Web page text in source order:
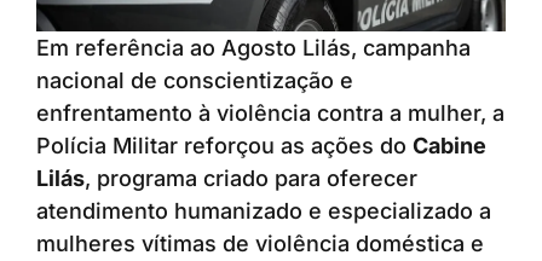
Em referência ao Agosto Lilás, campanha
nacional de conscientização e
enfrentamento à violência contra a mulher, a
Polícia Militar reforçou as ações do Cabine
Lilás, programa criado para oferecer
atendimento humanizado e especializado a
mulheres vítimas de violência doméstica e